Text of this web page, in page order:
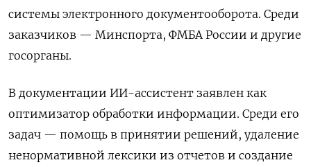
системы электронного документооборота. Среди
заказчиков — Минспорта, ФМБА России и другие
госорганы.
В документации ИИ-ассистент заявлен как
оптимизатор обработки информации. Среди его
задач — помощь в принятии решений, удаление
ненормативной лексики из отчетов и создание